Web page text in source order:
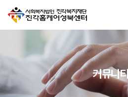
커뮤니